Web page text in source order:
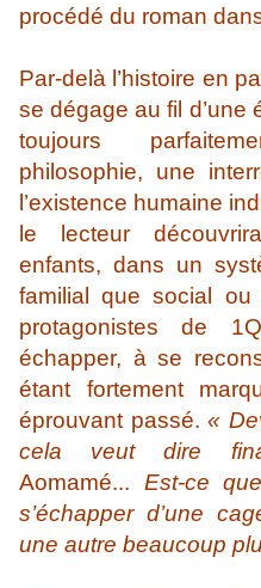
procédé du roman
Par-delà l’histoire en
se dégage au fil d’une
toujours
philosophie, une
l’existence humaine
le lecteur
enfants, dans un
familial que social ou
protagonistes de
échapper, à se
étant fortement
éprouvant passé.«
cela veut dire
Aomamé... Est-ce
s’échapper d’une
une autre beaucoup